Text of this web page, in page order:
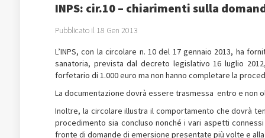
INPS: cir.10 – chiarimenti sulla
Pubblicato il 18 Gen 2013
L’INPS, con la circolare n. 10 del 17 gennaio 2013, ha
sanatoria, prevista dal decreto legislativo 16 luglio
forfetario di 1.000 euro ma non hanno completare la
La documentazione dovrà essere trasmessa entro e non
Inoltre, la circolare illustra il comportamento che dovrà
procedimento sia concluso nonché i vari aspetti
fronte di domande di emersione presentate più volte e